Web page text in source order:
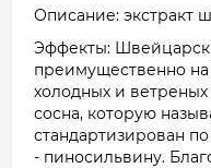
Описание: экстракт
Эффекты:
преимущественно
холодных и
сосна, которую
стандартизирован
- пиносильвину.